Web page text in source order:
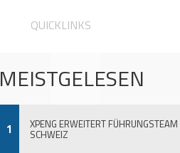
QUICKLINKS
MEISTGELESEN
1 XPENG ERWEITERT
SCHWEIZ